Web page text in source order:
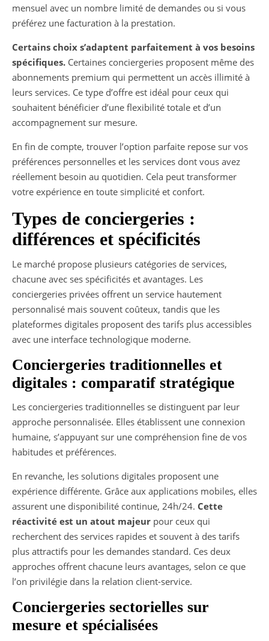
mensuel avec un nombre limité de demandes ou si vous
préférez une facturation à la prestation.
Certains choix s’adaptent parfaitement à vos besoins
spécifiques. Certaines conciergeries proposent même des
abonnements premium qui permettent un accès illimité à
leurs services. Ce type d’offre est idéal pour ceux qui
souhaitent bénéficier d’une flexibilité totale et d’un
accompagnement sur mesure.
En fin de compte, trouver l’option parfaite repose sur vos
préférences personnelles et les services dont vous avez
réellement besoin au quotidien. Cela peut transformer
votre expérience en toute simplicité et confort.
Types de conciergeries :
différences et spécificités
Le marché propose plusieurs catégories de services,
chacune avec ses spécificités et avantages. Les
conciergeries privées offrent un service hautement
personnalisé mais souvent coûteux, tandis que les
plateformes digitales proposent des tarifs plus accessibles
avec une interface technologique moderne.
Conciergeries traditionnelles et
digitales : comparatif stratégique
Les conciergeries traditionnelles se distinguent par leur
approche personnalisée. Elles établissent une connexion
humaine, s’appuyant sur une compréhension fine de vos
habitudes et préférences.
En revanche, les solutions digitales proposent une
expérience différente. Grâce aux applications mobiles, elles
assurent une disponibilité continue, 24h/24. Cette
réactivité est un atout majeur pour ceux qui
recherchent des services rapides et souvent à des tarifs
plus attractifs pour les demandes standard. Ces deux
approches offrent chacune leurs avantages, selon ce que
l’on privilégie dans la relation client-service.
Conciergeries sectorielles sur
mesure et spécialisées